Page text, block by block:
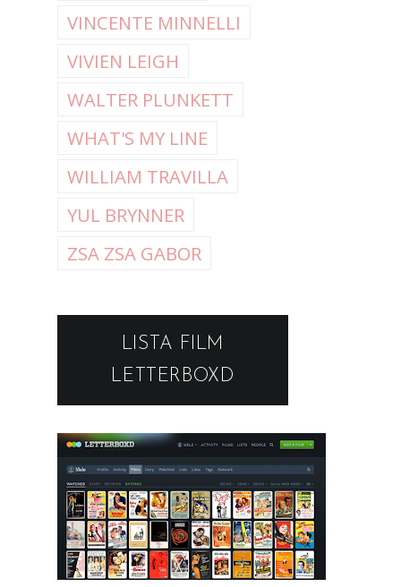
VINCENTE MINNELLI
VIVIEN LEIGH
WALTER PLUNKETT
WHAT'S MY LINE
WILLIAM TRAVILLA
YUL BRYNNER
ZSA ZSA GABOR
LISTA FILM
LETTERBOXD